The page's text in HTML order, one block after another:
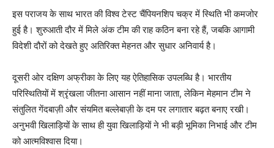
इस पराजय के साथ भारत की विश्व टेस्ट चैंपियनशिप चक्र में स्थिति भी कमजोर
हुई है। शुरुआती दौर में मिले अंक टीम की राह कठिन बना रहे हैं, जबकि आगामी
विदेशी दौरों को देखते हुए अतिरिक्त मेहनत और सुधार अनिवार्य है।
दूसरी ओर दक्षिण अफ्रीका के लिए यह ऐतिहासिक उपलब्धि है। भारतीय
परिस्थितियों में श्रृंखला जीतना आसान नहीं माना जाता, लेकिन मेहमान टीम ने
संतुलित गेंदबाज़ी और संयमित बल्लेबाज़ी के दम पर लगातार बढ़त बनाए रखी।
अनुभवी खिलाड़ियों के साथ ही युवा खिलाड़ियों ने भी बड़ी भूमिका निभाई और टीम
को आत्मविश्वास दिया।